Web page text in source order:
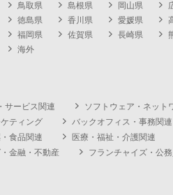
鳥取県 島根県 岡山県
徳島県 香川県 愛媛県
福岡県 佐賀県 長崎県
海外
サービス関連 ソフトウェア・ネット
ティング
バックオフィス・事務関連
食品関連
医療・福祉・介護関連
金融・不動産
フランチャイズ・公